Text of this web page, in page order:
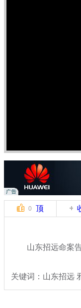
0 顶
山东招远命案告
关键词：山东招远